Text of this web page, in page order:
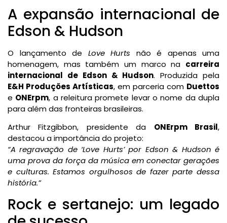
A expansão internacional de
Edson & Hudson
O lançamento de Love Hurts não é apenas uma
homenagem, mas também um marco na carreira
internacional de Edson & Hudson. Produzida pela
E&H Produções Artísticas, em parceria com Duettos
e ONErpm, a releitura promete levar o nome da dupla
para além das fronteiras brasileiras.
Arthur Fitzgibbon, presidente da ONErpm Brasil,
destacou a importância do projeto:
“A regravação de ‘Love Hurts’ por Edson & Hudson é
uma prova da força da música em conectar gerações
e culturas. Estamos orgulhosos de fazer parte dessa
história.”
Rock e sertanejo: um legado